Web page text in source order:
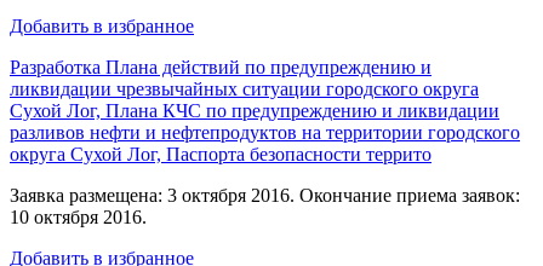
Добавить в избранное
Разработка Плана действий по предупреждению и
ликвидации чрезвычайных ситуации городского округа
Сухой Лог, Плана КЧС по предупреждению и ликвидации
разливов нефти и нефтепродуктов на территории городского
округа Сухой Лог, Паспорта безопасности террито
Заявка размещена: 3 октября 2016. Окончание приема заявок:
10 октября 2016.
Добавить в избранное